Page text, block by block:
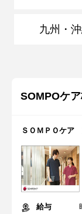
九州・
SOMPOケ
ＳＯＭＰＯケ
給与